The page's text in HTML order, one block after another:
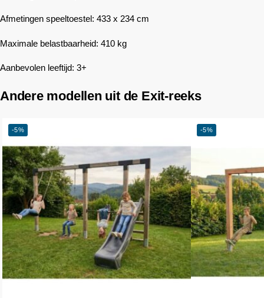
Afmetingen speeltoestel: 433 x 234 cm
Maximale belastbaarheid: 410 kg
Aanbevolen leeftijd: 3+
Andere modellen uit de Exit-reeks
-5% -5%